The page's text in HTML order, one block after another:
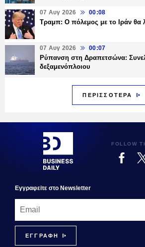
07 Αυγ 2026 00:08
Τραμπ: Ο πόλεμος με το Ιράν θα
07 Αυγ 2026 00:07
Ρύπανση στη Δραπετσώνα:
δεξαμενόπλοιου
ΠΕΡΙΣΣΟΤΕΡΑ
FOLLOW
Εγγραφεiτε στο Newsletter